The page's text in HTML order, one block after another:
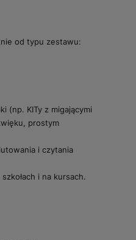
od typu zestawu:
(np. KITy z migającymi
prostym
i czytania
i na kursach.